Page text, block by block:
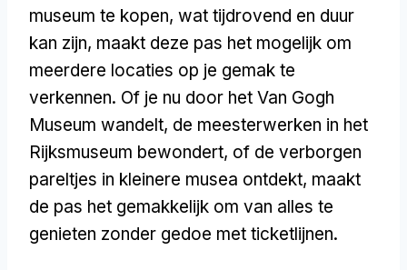
museum te kopen, wat tijdrovend en duur
kan zijn, maakt deze pas het mogelijk om
meerdere locaties op je gemak te
verkennen. Of je nu door het Van Gogh
Museum wandelt, de meesterwerken in het
Rijksmuseum bewondert, of de verborgen
pareltjes in kleinere musea ontdekt, maakt
de pas het gemakkelijk om van alles te
genieten zonder gedoe met ticketlijnen.